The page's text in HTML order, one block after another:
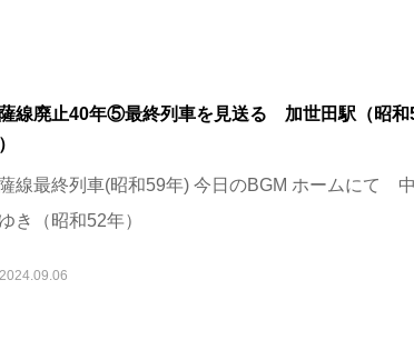
線廃止40年⑤最終列車を見送る 加世田駅（昭和
線最終列車(昭和59年) 今日のBGM ホームにて
き（昭和52年）
2024.09.06